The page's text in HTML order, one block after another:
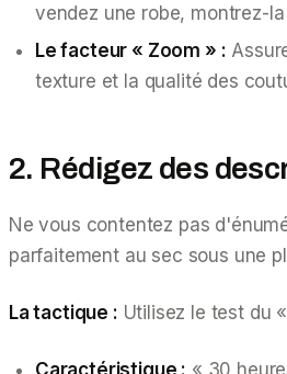
vendez une robe, montrez-
Le facteur « Zoom » :
texture et la qualité des
2. Rédigez des
Ne vous contentez pas
parfaitement au sec sous une
La tactique : Utilisez le test du
Caractéristique : « 30